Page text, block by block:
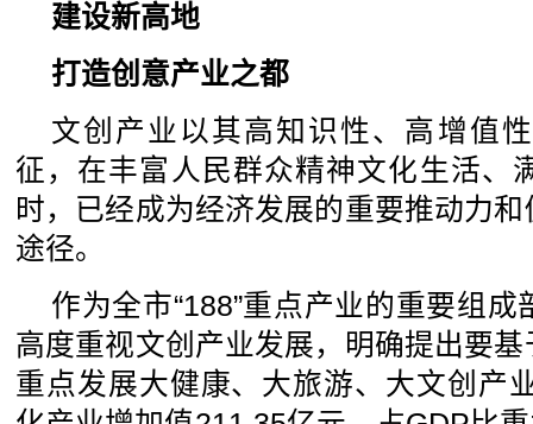
建设新高地
打造创意产业之都
文创产业以其高知识性、高增值
征，在丰富人民群众精神文化生活、
时，已经成为经济发展的重要推动力
途径。
作为全市“188”重点产业的重要组
高度重视文创产业发展，明确提出要
重点发展大健康、大旅游、大文创产